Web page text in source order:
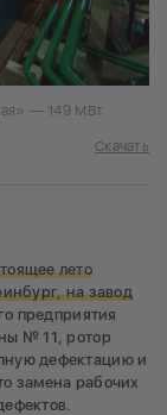
— 149 МВт
Скачать
лето
на завод
предприятия
№ 11, ротор
дефектацию и
замена рабочих